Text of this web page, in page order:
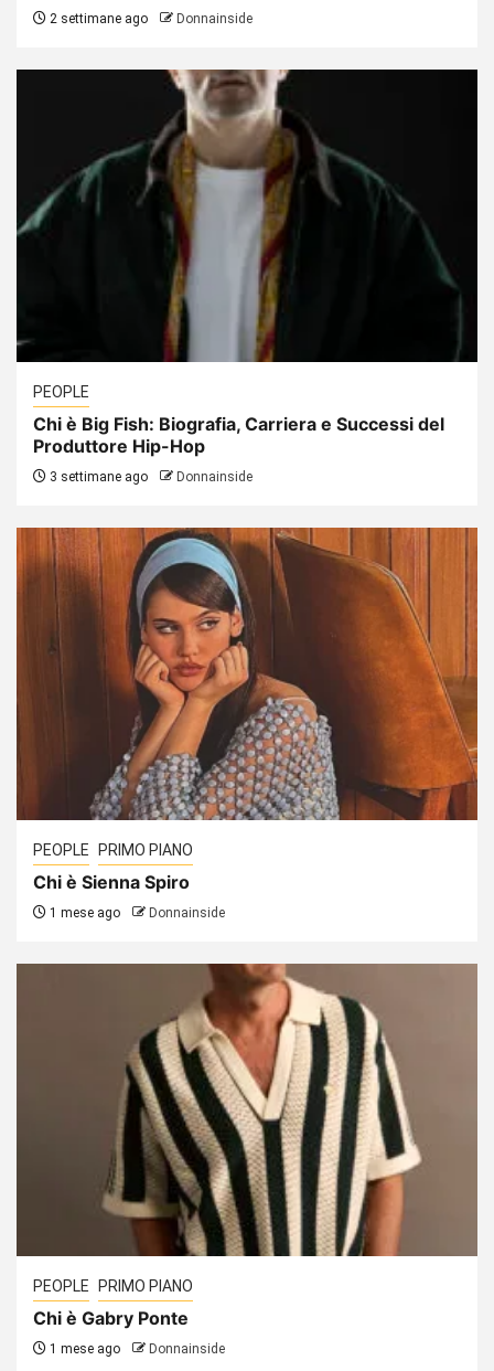
2 settimane ago Donnainside
PEOPLE
Chi è Big Fish: Biografia, Carriera e Successi del
Produttore Hip-Hop
3 settimane ago Donnainside
PEOPLE PRIMO PIANO
Chi è Sienna Spiro
1 mese ago Donnainside
PEOPLE PRIMO PIANO
Chi è Gabry Ponte
1 mese ago Donnainside